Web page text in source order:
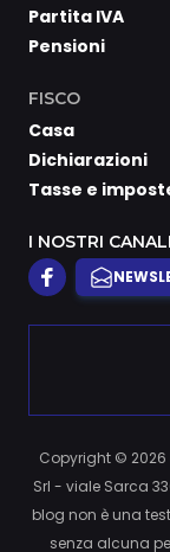
Partita IVA
Pensioni
FISCO
Casa
Dichiarazioni
Tasse e
I NOSTRI
Copyright © 2026
Srl - viale Sarca
blog non è una
senza alcuna